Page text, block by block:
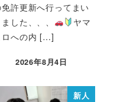
許更新へ行ってまい
ました、、、
ヤマ
ロへの内 […]
2026年8月4日
新人